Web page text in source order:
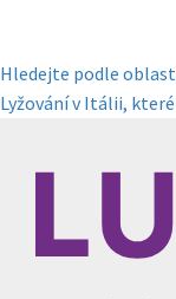
Hledejte podle
Lyžování v Itálii,